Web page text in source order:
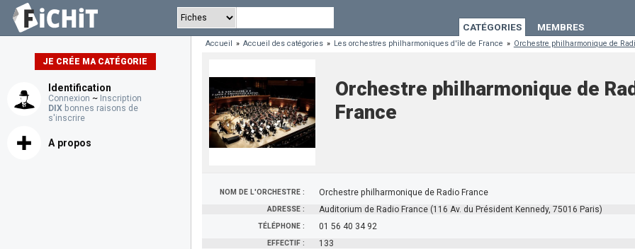
CATÉGORIES MEMBRES
JE CRÉE MA CATÉGORIE
Identification
Connexion ~ Inscription
DIX bonnes raisons de
s'inscrire
A propos
Accueil » Accueil des catégories » Les orchestres philharmoniques d'île de France » Orchestre philharmonique de
Orchestre philharmonique de
France
NOM DE L'ORCHESTRE : Orchestre philharmonique de Radio France
ADRESSE : Auditorium de Radio France (116 Av. du Président Kennedy, 75016 Paris)
TÉLÉPHONE : 01 56 40 34 92
EFFECTIF : 133